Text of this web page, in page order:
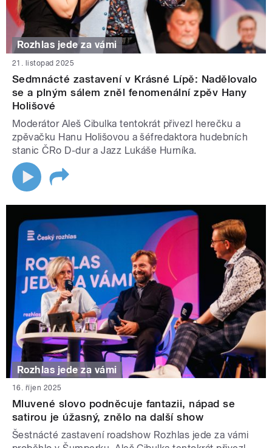
Rozhlas jede za vámi
21. listopad 2025
Sedmnácté zastavení v Krásné Lípě: Nadělovalo
se a plným sálem zněl fenomenální zpěv Hany
Holišové
Moderátor Aleš Cibulka tentokrát přivezl herečku a
zpěvačku Hanu Holišovou a šéfredaktora hudebních
stanic ČRo D-dur a Jazz Lukáše Hurníka.
Rozhlas jede za vámi
16. říjen 2025
Mluvené slovo podněcuje fantazii, nápad se
satirou je úžasný, znělo na další show
Šestnácté zastavení roadshow Rozhlas jede za vámi